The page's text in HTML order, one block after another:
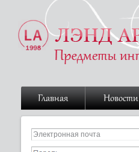
Главная Новости